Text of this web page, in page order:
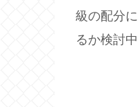
級の配分
るか検討中